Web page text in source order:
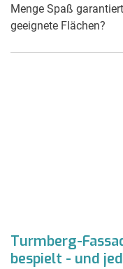
Menge Spaß
geeignete Flächen?
Turmberg-
bespielt - und